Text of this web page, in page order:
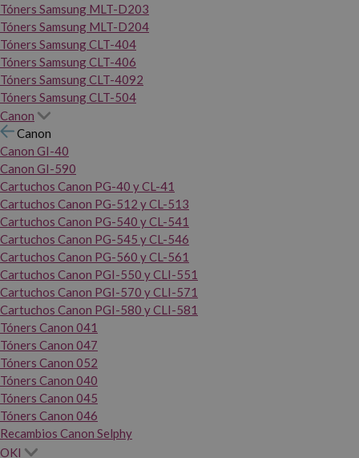
Tóners Samsung MLT-D203
Tóners Samsung MLT-D204
Tóners Samsung CLT-404
Tóners Samsung CLT-406
Tóners Samsung CLT-4092
Tóners Samsung CLT-504
Canon
Canon
Canon GI-40
Canon GI-590
Cartuchos Canon PG-40 y CL-41
Cartuchos Canon PG-512 y CL-513
Cartuchos Canon PG-540 y CL-541
Cartuchos Canon PG-545 y CL-546
Cartuchos Canon PG-560 y CL-561
Cartuchos Canon PGI-550 y CLI-551
Cartuchos Canon PGI-570 y CLI-571
Cartuchos Canon PGI-580 y CLI-581
Tóners Canon 041
Tóners Canon 047
Tóners Canon 052
Tóners Canon 040
Tóners Canon 045
Tóners Canon 046
Recambios Canon Selphy
OKI